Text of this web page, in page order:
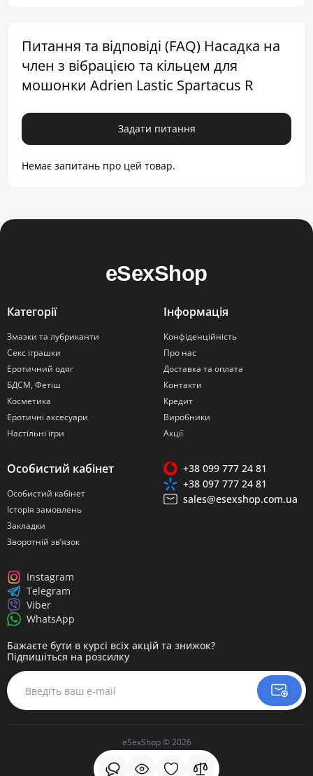
Питання та відповіді (FAQ) Насадка на
член з вібрацією та кільцем для
мошонки Adrien Lastic Spartacus R
Задати питання
Немає запитань про цей товар.
Категорії
Змазки та лубриканти
Секс іграшки
Еротичний одяг
БДСМ, Фетіш
Косметика
Еротичні аксесуари
Настільні ігри
Інформація
Конфіденційність
Про нас
Доставка та оплата
Контакти
Кредит
Виробники
Акції
Особистий кабінет
Особистий кабінет
Історія замовлень
Закладки
Зворотній зв’язок
Бажаєте бути в курсі всіх акцій та знижок?
Підпишіться на розсилку
+38 099 777 24 81
+38 097 777 24 81
sales@esexshop.com.ua
Instagram
Telegram
Viber
WhatsApp
eSexShop © 2026